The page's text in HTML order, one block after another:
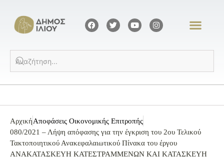
ΑρχικήΑποφάσεις Οικονομικής Επιτροπής
080/2021 – Λήψη απόφασης για την έγκριση του 2ου Τελικού
Τακτοποιητικού Ανακεφαλαιωτικού Πίνακα του έργου
ΑΝΑΚΑΤΑΣΚΕΥΗ ΚΑΤΕΣΤΡΑΜΜΕΝΩΝ ΚΑΙ ΚΑΤΑΣΚΕΥΗ